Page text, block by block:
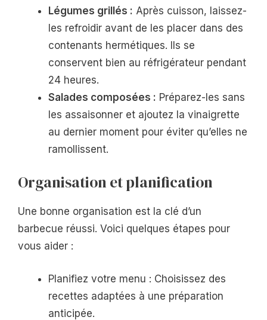
Légumes grillés : Après cuisson, laissez-
les refroidir avant de les placer dans des
contenants hermétiques. Ils se
conservent bien au réfrigérateur pendant
24 heures.
Salades composées : Préparez-les sans
les assaisonner et ajoutez la vinaigrette
au dernier moment pour éviter qu’elles ne
ramollissent.
Organisation et planification
Une bonne organisation est la clé d’un
barbecue réussi. Voici quelques étapes pour
vous aider :
Planifiez votre menu : Choisissez des
recettes adaptées à une préparation
anticipée.